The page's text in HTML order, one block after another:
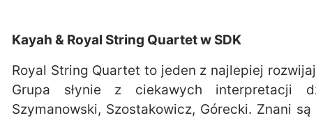
Kayah & Royal String Quartet w SDK
Royal String Quartet to jeden z najlepiej
Grupa słynie z ciekawych interpretacji
Szymanowski, Szostakowicz, Górecki. Znani